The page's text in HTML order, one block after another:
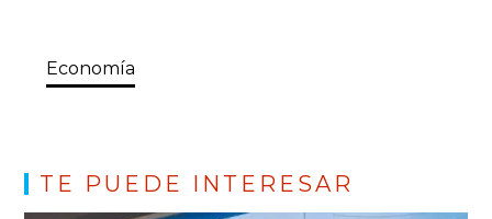
Economía
TE PUEDE INTERESAR